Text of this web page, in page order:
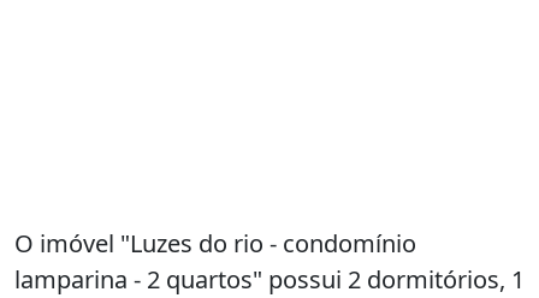
O imóvel "Luzes do rio - condomínio
lamparina - 2 quartos" possui 2 dormitórios, 1